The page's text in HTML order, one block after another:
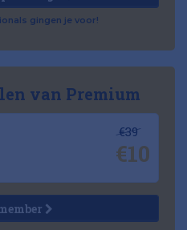
gingen je voor!
van Premium
€39
€10